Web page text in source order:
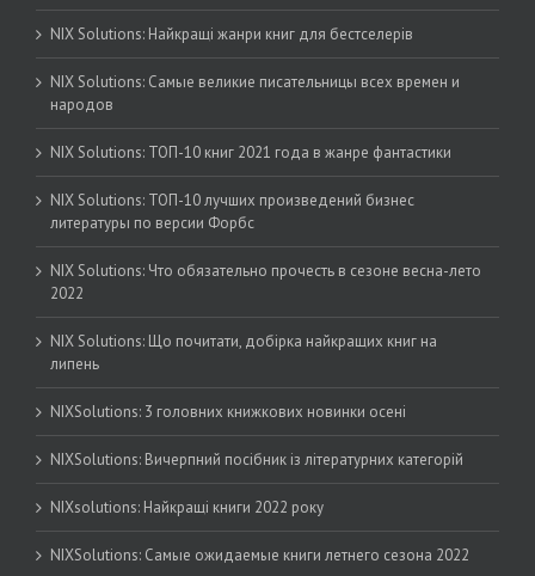
NIX Solutions: Найкращі жанри книг для бестселерів
NIX Solutions: Самые великие писательницы всех времен и
народов
NIX Solutions: ТОП-10 книг 2021 года в жанре фантастики
NIX Solutions: ТОП-10 лучших произведений бизнес
литературы по версии Форбс
NIX Solutions: Что обязательно прочесть в сезоне весна-лето
2022
NIX Solutions: Що почитати, добірка найкращих книг на
липень
NIXSolutions: 3 головних книжкових новинки осені
NIXSolutions: Вичерпний посібник із літературних категорій
NIXsolutions: Найкращі книги 2022 року
NIXSolutions: Самые ожидаемые книги летнего сезона 2022